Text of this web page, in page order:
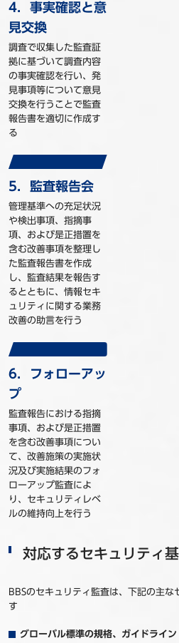
4．事実確認と意
見交換
調査で収集した監査証
拠に基づいて調査内容
の事実確認を行い、発
見事項等について意見
交換を行うことで監査
報告書を適切に作成す
る
5．監査報告会
管理基準への充足状況
や検出事項、指摘事
項、および是正措置を
含む改善事項を整理し
た監査報告書を作成
し、監査結果を報告す
るとともに、情報セキ
ュリティに関する業務
改善の助言を行う
6．フォローアッ
プ
監査報告における指摘
事項、および是正措置
を含む改善事項につい
て、改善施策の実施状
況及び実施結果のフォ
ローアップ監査によ
り、セキュリティレベ
ルの維持向上を行う
対応するセキュリティ
BBSのセキュリティ監査は、下記の主な
す
グローバル標準の規格、ガイドライン